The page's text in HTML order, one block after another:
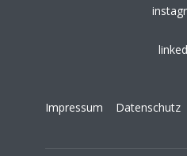
Impressum Datenschutz